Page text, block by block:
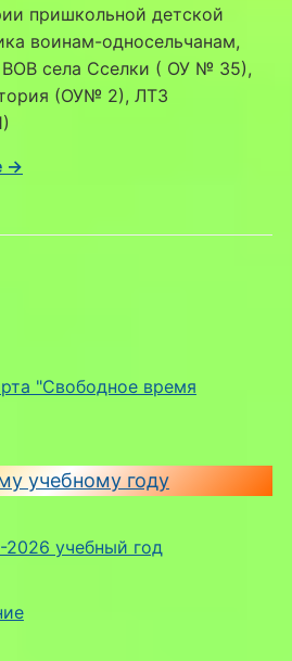
"Свободное время
учебному году
2026 учебный год
пришкольной детской
воинам-односельчанам,
села Сселки ( ОУ № 35),
(ОУ№ 2), ЛТЗ
→